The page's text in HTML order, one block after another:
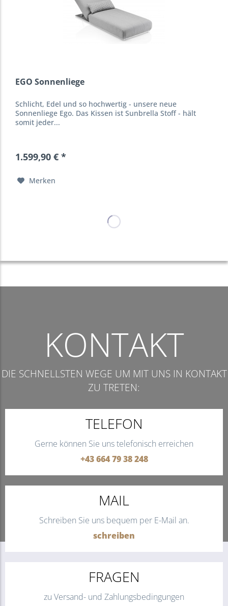
EGO Sonnenliege
Schlicht, Edel und so hochwertig - unsere neue
Sonnenliege Ego. Das Kissen ist Sunbrella Stoff - hält
somit jeder...
1.599,90 € *
Merken
KONTAKT
DIE SCHNELLSTEN WEGE UM MIT UNS IN KONTAKT
ZU TRETEN:
TELEFON
Gerne können Sie uns telefonisch erreichen
+43 664 79 38 248
MAIL
Schreiben Sie uns bequem per E-Mail an.
schreiben
FRAGEN
zu Versand- und Zahlungsbedingungen